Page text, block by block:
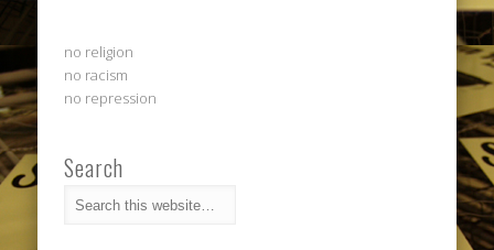
no religion
no racism
no repression
Search